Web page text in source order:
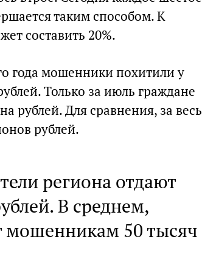
таким способом. К
составить 20%.
года мошенники похитили у
Только за июль граждане
рублей. Для сравнения, за весь
рублей.
региона отдают
В среднем,
мошенникам 50 тысяч